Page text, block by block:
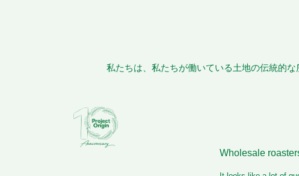
私たちは、私たちが働いている土地の伝統的